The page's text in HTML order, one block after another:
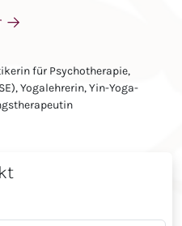
→
für Psychotherapie,
Yogalehrerin, Yin-Yoga-